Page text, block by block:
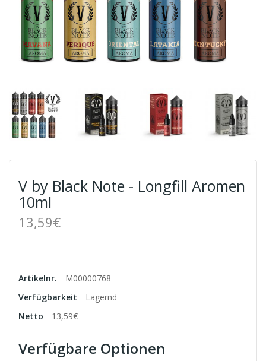
V by Black Note - Longfill Aromen
10ml
13,59€
Artikelnr.
M00000768
Verfügbarkeit
Lagernd
Netto
13,59€
Verfügbare Optionen